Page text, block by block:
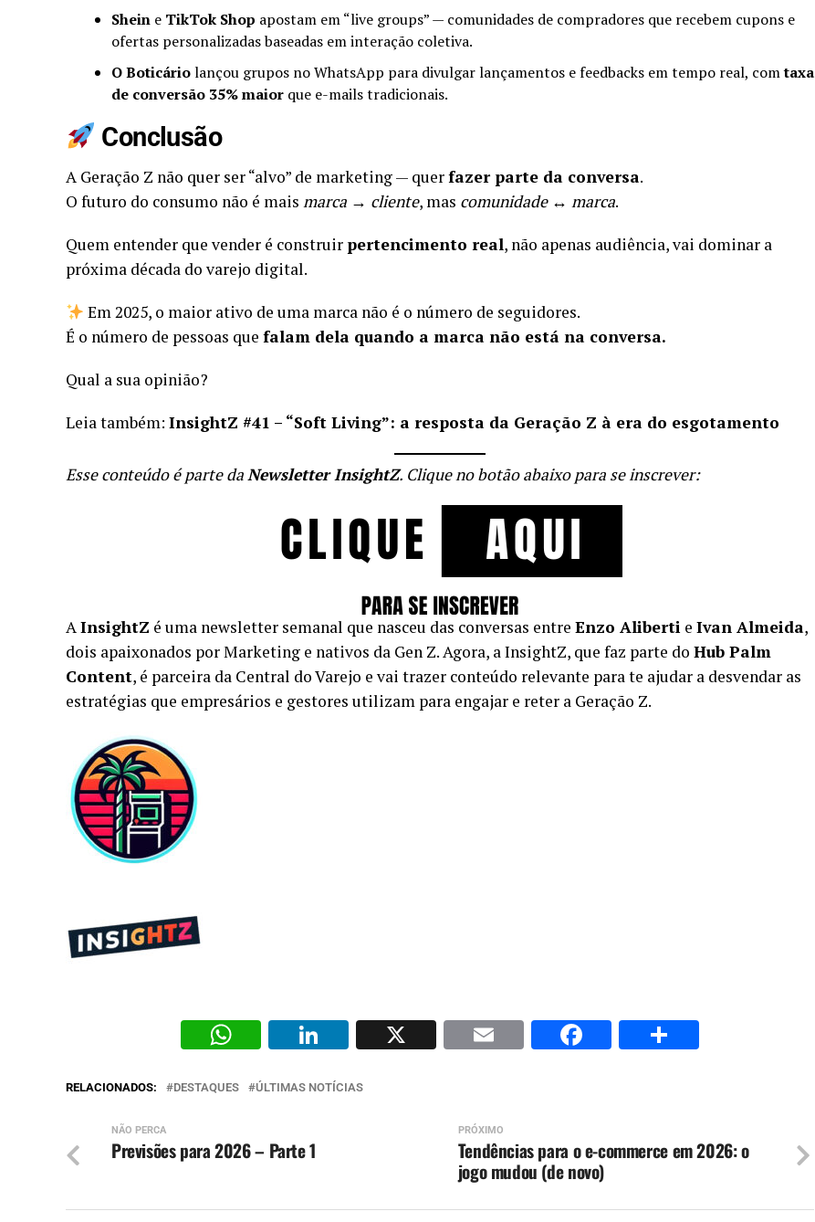
Shein e TikTok Shop apostam em “live groups” — comunidades de compradores que recebem cupons e
ofertas personalizadas baseadas em interação coletiva.
O Boticáriolançou grupos no WhatsApp para divulgar lançamentos e feedbacks em tempo real, comtaxa
de conversão 35% maior que e-mails tradicionais.
Conclusão
A Geração Z não quer ser “alvo” de marketing — querfazer parte da conversa.
O futuro do consumo não é mais marca → cliente, mas comunidade ↔ marca.
Quem entender que vender é construir pertencimento real, não apenas audiência, vai dominar a
próxima década do varejo digital.
Em 2025, o maior ativo de uma marca não é o número de seguidores.
É o número de pessoas que falam dela quando a marca não está na conversa.
Qual a sua opinião?
Leia também: InsightZ #41 – “Soft Living”: a resposta da Geração Z à era do esgotamento
Esse conteúdo é parte daNewsletter InsightZ. Clique no botão abaixo para se inscrever:
AInsightZ é uma newsletter semanal que nasceu das conversas entre Enzo Aliberti e Ivan Almeida,
dois apaixonados por Marketing e nativos da Gen Z. Agora, a InsightZ, que faz parte do Hub Palm
Content, é parceira da Central do Varejo e vai trazer conteúdo relevante para te ajudar a desvendar as
estratégias que empresários e gestores utilizam para engajar e reter a Geração Z.
WhatsAppLinkedIn
X Email Facebook
RELACIONADOS: DESTAQUES ÚLTIMAS NOTÍCIAS
PRÓXIMO
Tendências para o e-commerce em 2026: o
jogo mudou (de novo)
NÃO PERCA
Previsões para 2026 – Parte 1